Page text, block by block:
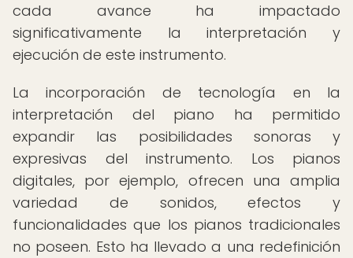
cada avance ha impactado
significativamente la interpretación y
ejecución de este instrumento.
La incorporación de tecnología en la
interpretación del piano ha permitido
expandir las posibilidades sonoras y
expresivas del instrumento. Los pianos
digitales, por ejemplo, ofrecen una amplia
variedad de sonidos, efectos y
funcionalidades que los pianos tradicionales
no poseen. Esto ha llevado a una redefinición